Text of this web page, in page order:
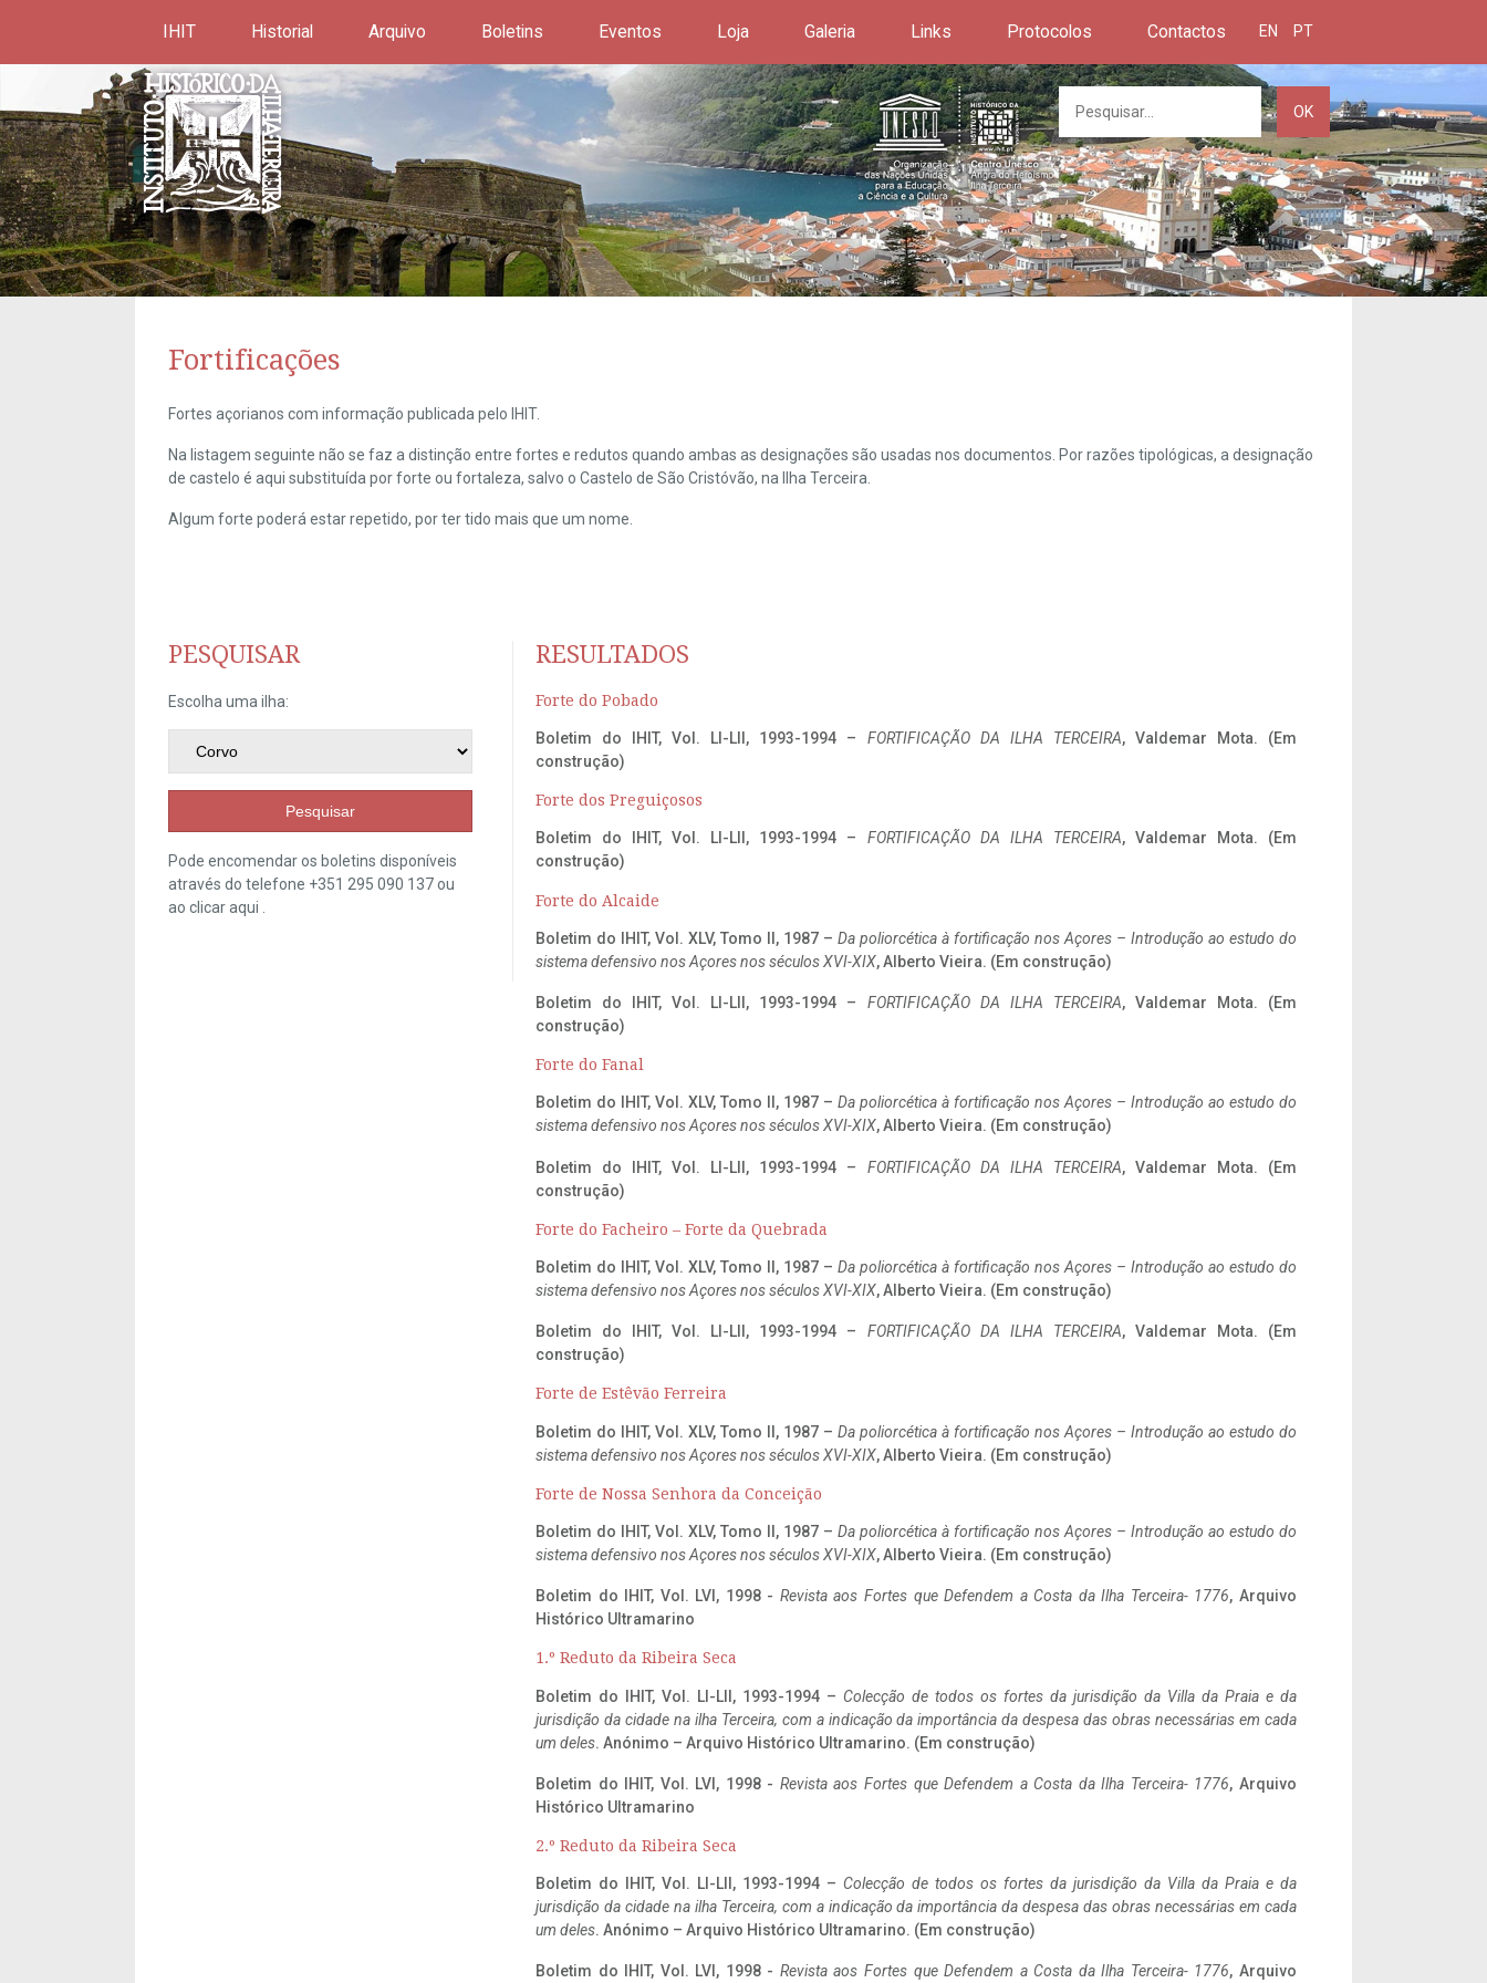
IHIT Historial Arquivo Boletins Eventos Loja Galeria Links Protocolos Contactos EN PT
OK
Fortificações
Fortes açorianos com informação publicada pelo IHIT.
Na listagem seguinte não se faz a distinção entre fortes e redutos quando ambas as designações são usadas nos documentos. Por razões tipológicas, a designação
de castelo é aqui substituída por forte ou fortaleza, salvo o Castelo de São Cristóvão, na Ilha Terceira.
Algum forte poderá estar repetido, por ter tido mais que um nome.
PESQUISAR
Escolha uma ilha:
Pesquisar
Pode encomendar os boletins disponíveis
através do telefone +351 295 090 137 ou
ao clicaraqui
RESULTADOS
Forte do Pobado
Boletim do IHIT, Vol. LI-LII, 1993-1994 – FORTIFICAÇÃO DA ILHA TERCEIRA, Valdemar Mota. (Em
construção)
Forte dos Preguiçosos
Boletim do IHIT, Vol. LI-LII, 1993-1994 – FORTIFICAÇÃO DA ILHA TERCEIRA, Valdemar Mota. (Em
construção)
Forte do Alcaide
Boletim do IHIT, Vol. XLV, Tomo II, 1987 – Da poliorcética à fortificação nos Açores – Introdução ao estudo do
sistema defensivo nos Açores nos séculos XVI-XIX, Alberto Vieira. (Em construção)
Boletim do IHIT, Vol. LI-LII, 1993-1994 – FORTIFICAÇÃO DA ILHA TERCEIRA, Valdemar Mota. (Em
construção)
Forte do Fanal
Boletim do IHIT, Vol. XLV, Tomo II, 1987 – Da poliorcética à fortificação nos Açores – Introdução ao estudo do
sistema defensivo nos Açores nos séculos XVI-XIX, Alberto Vieira. (Em construção)
Boletim do IHIT, Vol. LI-LII, 1993-1994 – FORTIFICAÇÃO DA ILHA TERCEIRA, Valdemar Mota. (Em
construção)
Forte do Facheiro – Forte da Quebrada
Boletim do IHIT, Vol. XLV, Tomo II, 1987 – Da poliorcética à fortificação nos Açores – Introdução ao estudo do
sistema defensivo nos Açores nos séculos XVI-XIX, Alberto Vieira. (Em construção)
Boletim do IHIT, Vol. LI-LII, 1993-1994 – FORTIFICAÇÃO DA ILHA TERCEIRA, Valdemar Mota. (Em
construção)
Forte de Estêvão Ferreira
Boletim do IHIT, Vol. XLV, Tomo II, 1987 – Da poliorcética à fortificação nos Açores – Introdução ao estudo do
sistema defensivo nos Açores nos séculos XVI-XIX, Alberto Vieira. (Em construção)
Forte de Nossa Senhora da Conceição
Boletim do IHIT, Vol. XLV, Tomo II, 1987 – Da poliorcética à fortificação nos Açores – Introdução ao estudo do
sistema defensivo nos Açores nos séculos XVI-XIX, Alberto Vieira. (Em construção)
Boletim do IHIT, Vol. LVI, 1998 - Revista aos Fortes que Defendem a Costa da Ilha Terceira- 1776, Arquivo
Histórico Ultramarino
1.º Reduto da Ribeira Seca
Boletim do IHIT, Vol. LI-LII, 1993-1994 – Colecção de todos os fortes da jurisdição da Villa da Praia e da
jurisdição da cidade na ilha Terceira, com a indicação da importância da despesa das obras necessárias em cada
um deles. Anónimo – Arquivo Histórico Ultramarino. (Em construção)
Boletim do IHIT, Vol. LVI, 1998 - Revista aos Fortes que Defendem a Costa da Ilha Terceira- 1776, Arquivo
Histórico Ultramarino
2.º Reduto da Ribeira Seca
Boletim do IHIT, Vol. LI-LII, 1993-1994 – Colecção de todos os fortes da jurisdição da Villa da Praia e da
jurisdição da cidade na ilha Terceira, com a indicação da importância da despesa das obras necessárias em cada
um deles. Anónimo – Arquivo Histórico Ultramarino. (Em construção)
Boletim do IHIT, Vol. LVI, 1998 - Revista aos Fortes que Defendem a Costa da Ilha Terceira- 1776, Arquivo